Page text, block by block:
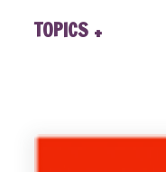
TOPICS